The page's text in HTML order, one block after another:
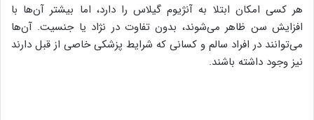
هر کسی امکان ابتلا به آنژیوم گیلاس را دارد، اما بیشتر آن‌ها با
افزایش سن ظاهر می‌شوند، بدون تفاوت در نژاد یا جنسیت. آن‌ها
می‌توانند در افراد سالم و کسانی که شرایط پزشکی خاصی از قبل دارند
نیز وجود داشته باشند.